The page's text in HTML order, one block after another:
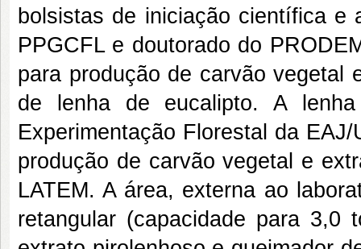
bolsistas de iniciação científica e
PPGCFL e doutorado do
para produção de carvão vegetal
de lenha de eucalipto. A
Experimentação Florestal da
produção de carvão vegetal e
LATEM. A área, externa ao
retangular (capacidade para 3,0